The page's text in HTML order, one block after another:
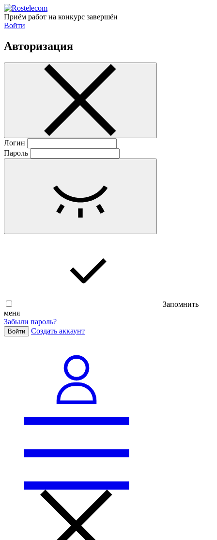
Приём работ на конкурс завершён
Войти
Авторизация
Логин
Пароль
Запомнить
меня
Забыли пароль?
Войти Cоздать аккаунт